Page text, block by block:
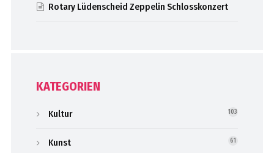
Rotary Lüdenscheid Zeppelin Schlosskonzert
KATEGORIEN
Kultur 103
Kunst 61